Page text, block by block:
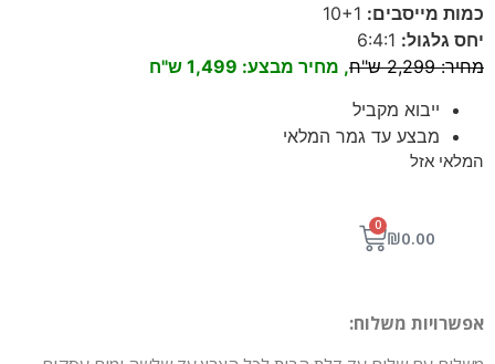
כמות מייסבים:
יחס גלגול:
מחיר:2,299 ש"ח
, מחיר מבצע: 1,499 ש"ח
ייבוא מקביל
מבצע עד גמר המלאי
המלאי אזל
₪0.00
0
אפשרויות משלוח: